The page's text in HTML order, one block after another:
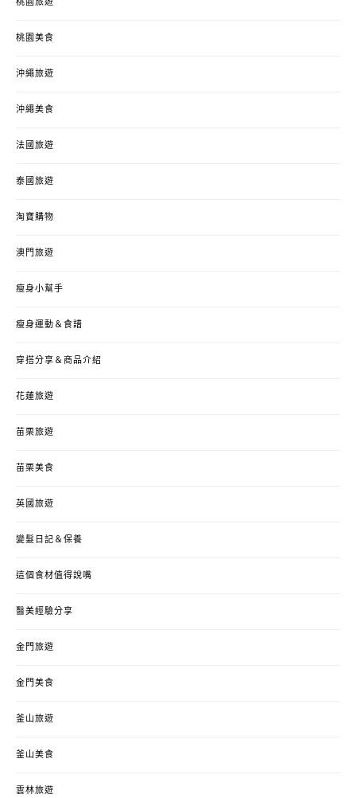
桃園旅遊
桃園美食
沖繩旅遊
沖繩美食
法國旅遊
泰國旅遊
淘寶購物
澳門旅遊
瘦身小幫手
瘦身運動＆食譜
穿搭分享＆商品介紹
花蓮旅遊
苗栗旅遊
苗栗美食
英國旅遊
變髮日記＆保養
這個食材值得說嘴
醫美經驗分享
金門旅遊
金門美食
釜山旅遊
釜山美食
雲林旅遊